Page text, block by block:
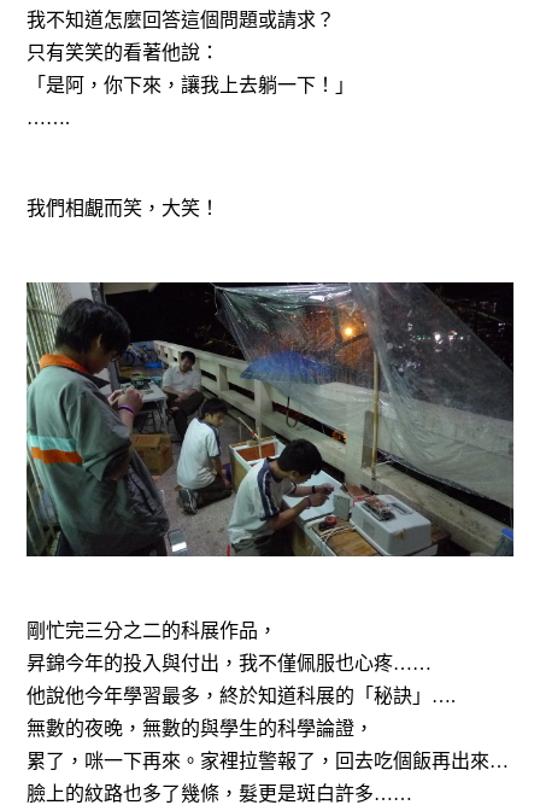
我不知道怎麼回答這個問題或請求？
只有笑笑的看著他說：
「是阿，你下來，讓我上去躺一下！
」
…….
我們相覰而笑，大笑！
剛忙完三分之二的科展作品，
昇錦今年的投入與付出，我不僅佩服也心疼……
他說他今年學習最多，終於知道科展的「秘訣」 ….
無數的夜晚，無數的與學生的科學論證，
累了，咪一下再來。家裡拉警報了，回去吃個飯再出來…
臉上的紋路也多了幾條，髮更是斑白許多……